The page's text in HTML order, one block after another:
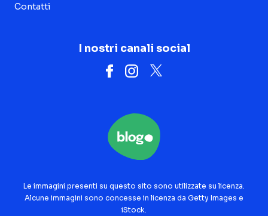
Contatti
I nostri canali social
Le immagini presenti su questo sito sono utilizzate su licenza.
Alcune immagini sono concesse in licenza da Getty Images e
iStock.